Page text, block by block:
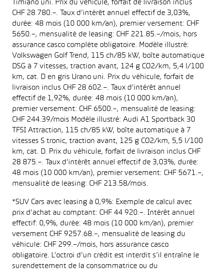
Timiano uni. Prix du véhicule, forfait de livraison inclus
CHF 28 780.–. Taux d’intérêt annuel effectif de 3,03%,
durée: 48 mois (10 000 km/an), premier versement: CHF
5650.–, mensualité de leasing: CHF 221.85.–/mois, hors
assurance casco complète obligatoire. Modèle illustré:
Volkswagen Golf Trend, 115 ch/85 kW, boîte automatique
DSG à 7 vitesses, traction avant, 124 g CO2/km, 5,4 l/100
km, cat. D en gris Urano uni. Prix du véhicule, forfait de
livraison inclus CHF 28 602.–. Taux d’intérêt annuel
effectif de 1,92%, durée: 48 mois (10 000 km/an),
premier versement: CHF 6500.–, mensualité de leasing:
CHF 244.39/mois Modèle illustré: Audi A1 Sportback 30
TFSI Attraction, 115 ch/85 kW, boîte automatique à 7
vitesses S tronic, traction avant, 125 g CO2/km, 5,5 l/100
km, cat. D. Prix du véhicule, forfait de livraison inclus CHF
28 875.–. Taux d’intérêt annuel effectif de 3,03%, durée:
48 mois (10 000 km/an), premier versement: CHF 5671.–,
mensualité de leasing: CHF 213.58/mois.
*SUV Cars avec leasing à 0,9%: Exemple de calcul avec
prix d’achat au comptant: CHF 44 920.–. Intérêt annuel
effectif: 0,9%, durée: 48 mois (10 000 km/an), premier
versement CHF 9257.68.–, mensualité de leasing du
véhicule: CHF 299.–/mois, hors assurance casco
obligatoire. L’octroi d’un crédit est interdit s’il entraîne le
surendettement de la consommatrice ou du